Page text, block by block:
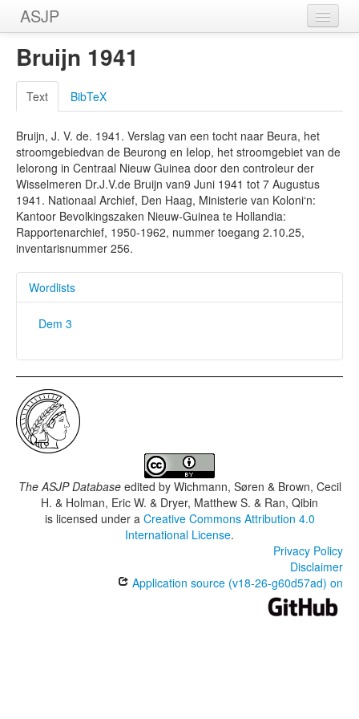
ASJP
Home
Wordlists
Meanings
Sources
Bruijn 1941
Text BibTeX
Bruijn, J. V. de. 1941. Verslag van een tocht naar Beura, het
stroomgebiedvan de Beurong en Ielop, het stroomgebiet van de
Ielorong in Centraal Nieuw Guinea door den controleur der
Wisselmeren Dr.J.V.de Bruijn van9 Juni 1941 tot 7 Augustus
1941. Nationaal Archief, Den Haag, Ministerie van Koloni‘n:
Kantoor Bevolkingszaken Nieuw-Guinea te Hollandia:
Rapportenarchief, 1950-1962, nummer toegang 2.10.25,
inventarisnummer 256.
Wordlists
Dem 3
The ASJP Databaseedited by Wichmann, Søren & Brown, Cecil
H. & Holman, Eric W. & Dryer, Matthew S. & Ran, Qibin
is licensed under a Creative Commons Attribution 4.0
International License.
Privacy Policy
Disclaimer
Application source (v18-26-g60d57ad) on